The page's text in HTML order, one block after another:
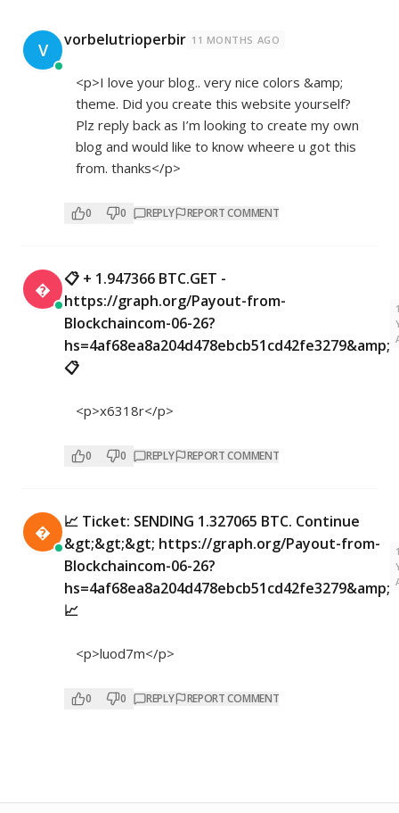
V vorbelutrioperbir 11 MONTHS AGO
<p>I love your blog.. very nice colors &amp;
theme. Did you create this website yourself?
Plz reply back as I’m looking to create my own
blog and would like to know wheere u got this
from. thanks</p>
0 0 REPLY REPORT COMMENT

📋 + 1.947366 BTC.GET -
https://graph.org/Payout-from-
Blockchaincom-06-26?
hs=4af68ea8a204d478ebcb51cd42fe3279&amp;
📋
<p>x6318r</p>
0 0 REPLY REPORT COMMENT

📈 Ticket: SENDING 1.327065 BTC. Continue
&gt;&gt;&gt; https://graph.org/Payout-from-
Blockchaincom-06-26?
hs=4af68ea8a204d478ebcb51cd42fe3279&amp;
📈
<p>luod7m</p>
0 0 REPLY REPORT COMMENT